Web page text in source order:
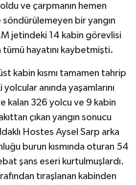
ve çarpmanın hemen
söndürülemeyen bir yangın
jetindeki 14 kabin görevlisi
hayatını kaybetmişti.
üst kabin kısmı tamamen tahrip
anında yaşamlarını
kalan 326 yolcu ve 9 kabin
çıkan yangın sonucu
Hostes Aysel Sarp arka
burun kısmında oturan 54
şans eseri kurtulmuşlardı.
tıraşlanan kabinden